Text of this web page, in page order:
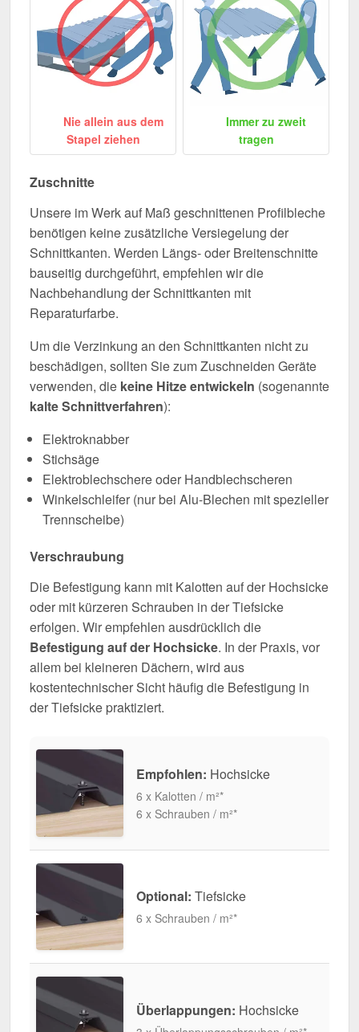
Nie allein aus dem
Stapel ziehen
Immer zu zweit
tragen
Zuschnitte
Unsere im Werk auf Maß geschnittenen Profilbleche
benötigen keine zusätzliche Versiegelung der
Schnittkanten. Werden Längs- oder Breitenschnitte
bauseitig durchgeführt, empfehlen wir die
Nachbehandlung der Schnittkanten mit
Reparaturfarbe.
Um die Verzinkung an den Schnittkanten nicht zu
beschädigen, sollten Sie zum Zuschneiden Geräte
verwenden, die keine Hitze entwickeln (sogenannte
kalte Schnittverfahren):
Elektroknabber
Stichsäge
Elektroblechschere oder Handblechscheren
Winkelschleifer (nur bei Alu-Blechen mit spezieller
Trennscheibe)
Verschraubung
Die Befestigung kann mit Kalotten auf der Hochsicke
oder mit kürzeren Schrauben in der Tiefsicke
erfolgen. Wir empfehlen ausdrücklich die
Befestigung auf der Hochsicke. In der Praxis, vor
allem bei kleineren Dächern, wird aus
kostentechnischer Sicht häufig die Befestigung in
der Tiefsicke praktiziert.
Empfohlen: Hochsicke
6 x Kalotten / m²*
6 x Schrauben / m²*
Optional: Tiefsicke
6 x Schrauben / m²*
Überlappungen: Hochsicke